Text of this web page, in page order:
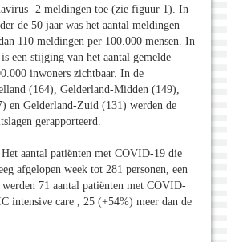
-2 meldingen toe (zie figuur 1). In
de 50 jaar was het aantal meldingen
110 meldingen per 100.000 mensen. In
een stijging van het aantal gemelde
inwoners zichtbaar. In de
(164), Gelderland-Midden (149),
en Gelderland-Zuid (131) werden de
gerapporteerd.
Het aantal patiënten met COVID-19 die
afgelopen week tot 281 personen, een
71 aantal patiënten met COVID-
intensive care , 25 (+54%) meer dan de